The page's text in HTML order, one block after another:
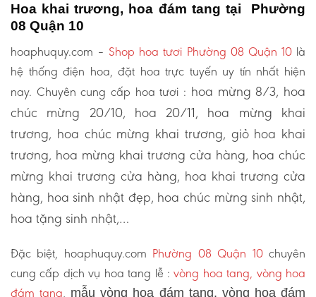
Hoa khai trương, hoa đám tang tại Phường
08 Quận 10
hoaphuquy.com – Shop hoa tươi Phường 08 Quận 10là
hệ thống điện hoa, đặt hoa trực tuyến uy tín nhất hiện
nay. Chuyên cung cấp hoa tươi : hoa mừng 8/3, hoa
chúc mừng 20/10, hoa 20/11, hoa mừng khai
trương, hoa chúc mừng khai trương, giỏ hoa khai
trương, hoa mừng khai trương cửa hàng, hoa chúc
mừng khai trương cửa hàng, hoa khai trương cửa
hàng, hoa sinh nhật đẹp, hoa chúc mừng sinh nhật,
hoa tặng sinh nhật,…
Đặc biệt, hoaphuquy.com Phường 08 Quận 10chuyên
cung cấp dịch vụ hoa tang lễ :vòng hoa tang, vòng hoa
đám tang, mẫu vòng hoa đám tang, vòng hoa đám